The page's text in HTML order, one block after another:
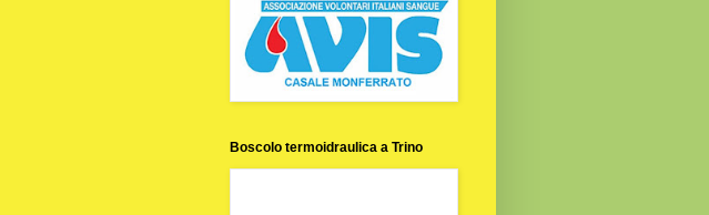
Boscolo termoidraulica a Trino